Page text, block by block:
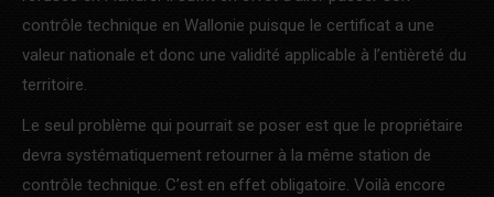
contrôle technique en Wallonie puisque le certificat a une
valeur nationale et donc une validité applicable à l’entièreté du
territoire.
Le seul problème qui pourrait se poser est que le propriétaire
devra systématiquement retourner à la même station de
contrôle technique. C’est en effet obligatoire. Voilà encore